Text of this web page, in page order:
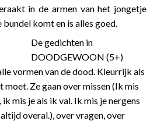
in de armen van het jongetje
bundel komt en is alles goed.
De gedichten in
DOODGEWOON (5+)
vormen van de dood. Kleurrijk als
moet. Ze gaan over missen (Ik mis
mis je als ik val. Ik mis je nergens
overal.), over vragen, over